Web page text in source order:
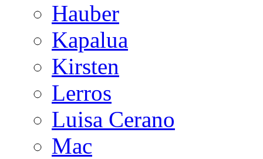
Hauber
Kapalua
Kirsten
Lerros
Luisa Cerano
Mac